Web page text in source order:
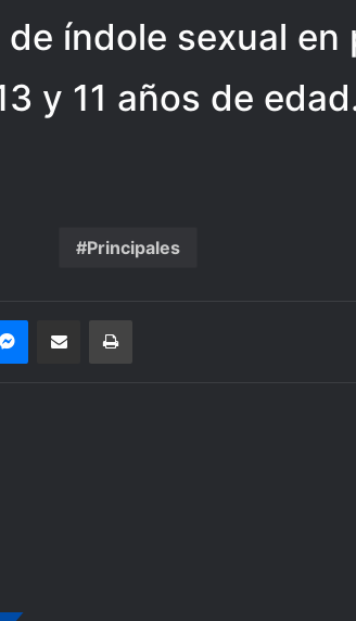
índole sexual en
y 11 años de
Principales
Messenger
Share via Email Print